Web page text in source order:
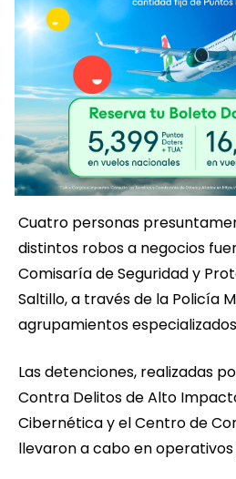
Cuatro personas
distintos robos a negocios
Comisaría de Seguridad y
Saltillo, a través de la Policía
agrupamientos
Las detenciones, realizadas
Contra Delitos de Alto
Cibernética y el Centro de
llevaron a cabo en